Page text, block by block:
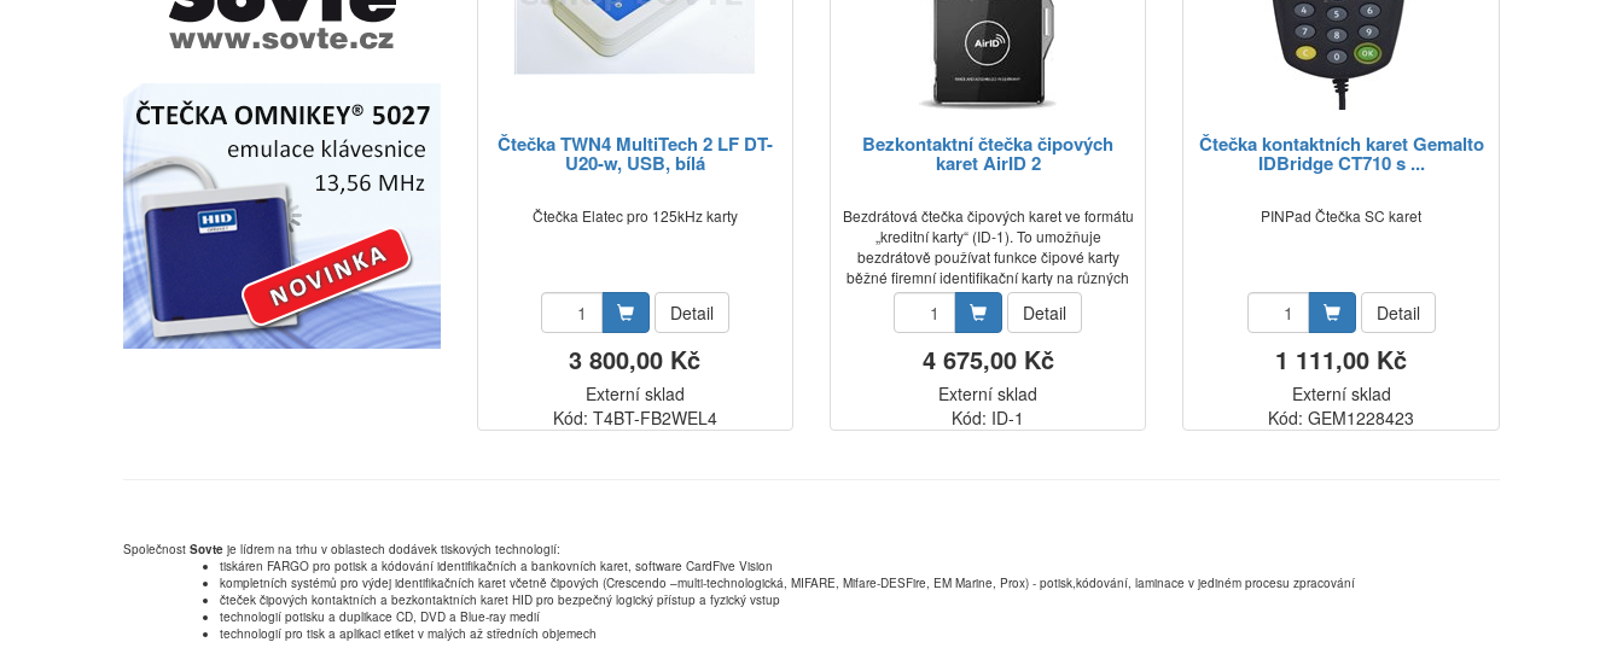
Čtečka TWN4 MultiTech 2 LF DT-
U20-w, USB, bílá
Čtečka Elatec pro 125kHz karty
Detail
3 800,00 Kč
Externí sklad
Kód: T4BT-FB2WEL4
Bezkontaktní čtečka čipových
karet AirID 2
Bezdrátová čtečka čipových karet ve formátu
„kreditní karty“ (ID-1). To umožňuje
bezdrátově používat funkce čipové karty
běžné firemní identifikační karty na různých
terminálech.
Detail
4 675,00 Kč
Externí sklad
Kód: ID-1
Čtečka kontaktních karet Gemalto
IDBridge CT710 s ...
PINPad Čtečka SC karet
Detail
1 111,00 Kč
Externí sklad
Kód: GEM1228423
Společnost Sovte je lídrem na trhu v oblastech dodávek tiskových technologií:
tiskáren FARGO pro potisk a kódování identifikačních a bankovních karet, software CardFive Vision
kompletních systémů pro výdej identifikačních karet včetně čipových (Crescendo –multi-technologická, MIFARE, Mifare-DESFire, EM Marine, Prox) - potisk,kódování, laminace v jediném procesu zpracování
čteček čipových kontaktních a bezkontaktních karet HID pro bezpečný logický přístup a fyzický vstup
technologií potisku a duplikace CD, DVD a Blue-ray medií
technologií pro tisk a aplikaci etiket v malých až středních objemech